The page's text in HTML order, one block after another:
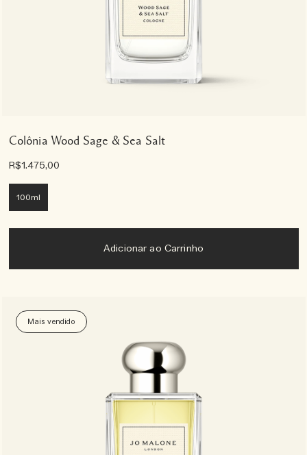
Colônia Wood Sage & Sea Salt
R$1.475,00
100ml
Adicionar ao Carrinho
Mais vendido